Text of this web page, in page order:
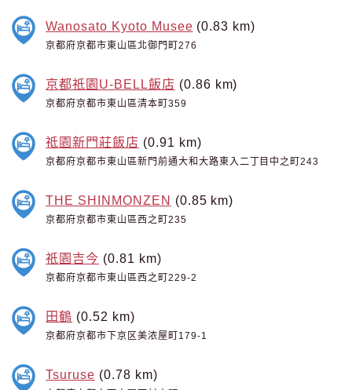
Wanosato Kyoto Musee (0.83 km)
京都府京都市東山區北御門町276
京都祇園U-BELL飯店 (0.86 km)
京都府京都市東山區清本町359
祗園新門莊飯店 (0.91 km)
京都府京都市東山區新門前通大和大路東入二丁目中之町243
THE SHINMONZEN (0.85 km)
京都府京都市東山區西之町235
祇園吉今 (0.81 km)
京都府京都市東山區西之町229-2
田鶴 (0.52 km)
京都府京都市下京区美浓屋町179-1
Tsuruse (0.78 km)